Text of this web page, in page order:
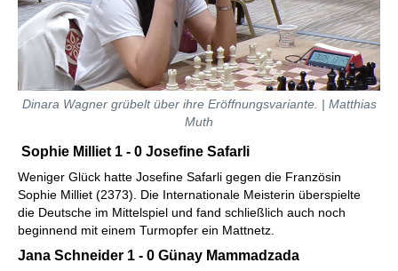
Dinara Wagner grübelt über ihre Eröffnungsvariante. | Matthias
Muth
Sophie Milliet 1 - 0 Josefine Safarli
Weniger Glück hatte Josefine Safarli gegen die Französin
Sophie Milliet (2373). Die Internationale Meisterin überspielte
die Deutsche im Mittelspiel und fand schließlich auch noch
beginnend mit einem Turmopfer ein Mattnetz.
Jana Schneider 1 - 0 Günay Mammadzada